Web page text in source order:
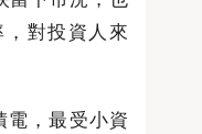
對投資人來
，最受小資